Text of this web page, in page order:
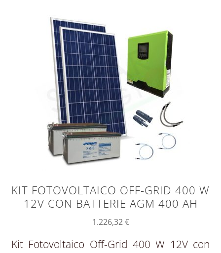
KIT FOTOVOLTAICO OFF-GRID 400 W
12V CON BATTERIE AGM 400 AH
1.226,32€
Kit Fotovoltaico Off-Grid 400 W 12V con